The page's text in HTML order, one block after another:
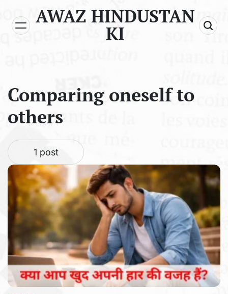
content
AWAZ HINDUSTAN
KI
Comparing oneself to
others
1 post